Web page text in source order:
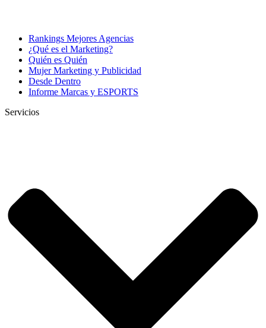
Rankings Mejores Agencias
¿Qué es el Marketing?
Quién es Quién
Mujer Marketing y Publicidad
Desde Dentro
Informe Marcas y ESPORTS
Servicios